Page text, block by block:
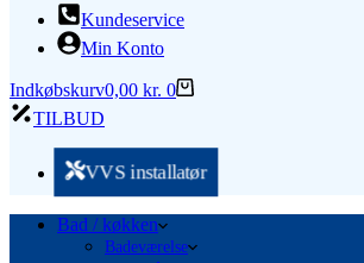
resultater Kundeservice
Min Konto
Indkøbskurv0,00 kr. 0
TILBUD
VVS installatør
Bad / køkken
Badeværelse